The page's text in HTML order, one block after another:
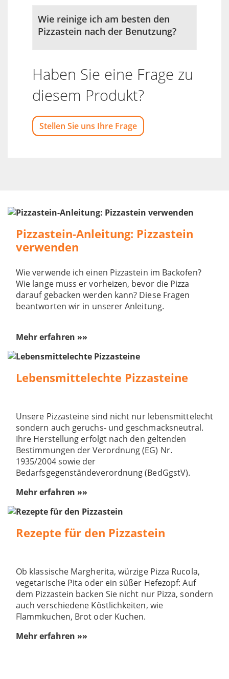
Pizzastein-Anleitung: Pizzastein
verwenden
Wie verwende ich einen Pizzastein im Backofen?
Wie lange muss er vorheizen, bevor die Pizza
darauf gebacken werden kann? Diese Fragen
beantworten wir in unserer Anleitung.
Mehr erfahren »»
Lebensmittelechte Pizzasteine
Unsere Pizzasteine sind nicht nur lebensmittelecht
sondern auch geruchs- und geschmacksneutral.
Ihre Herstellung erfolgt nach den geltenden
Bestimmungen der Verordnung (EG) Nr.
1935/2004 sowie der
Bedarfsgegenständeverordnung (BedGgstV).
Mehr erfahren »»
Rezepte für den Pizzastein
Ob klassische Margherita, würzige Pizza Rucola,
vegetarische Pita oder ein süßer Hefezopf: Auf
dem Pizzastein backen Sie nicht nur Pizza, sondern
auch verschiedene Köstlichkeiten, wie
Flammkuchen, Brot oder Kuchen.
Mehr erfahren »»
Wie reinige ich am besten den
Pizzastein nach der Benutzung?
Haben Sie eine Frage zu
diesem Produkt?
Stellen Sie uns Ihre Frage